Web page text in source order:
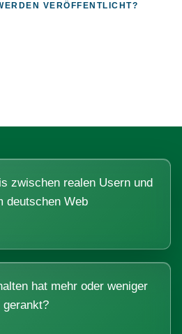
VERÖFFENTLICHT?
zwischen realen Usern und
deutschen Web
hat mehr oder weniger
gerankt?